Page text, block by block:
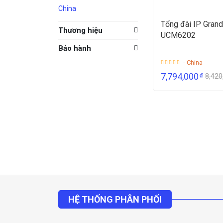
China
Thương hiệu
Bảo hành
Tổng đài IP
UCM6202
- China
7,794,000₫
HỆ THỐNG PHÂN PHỐI